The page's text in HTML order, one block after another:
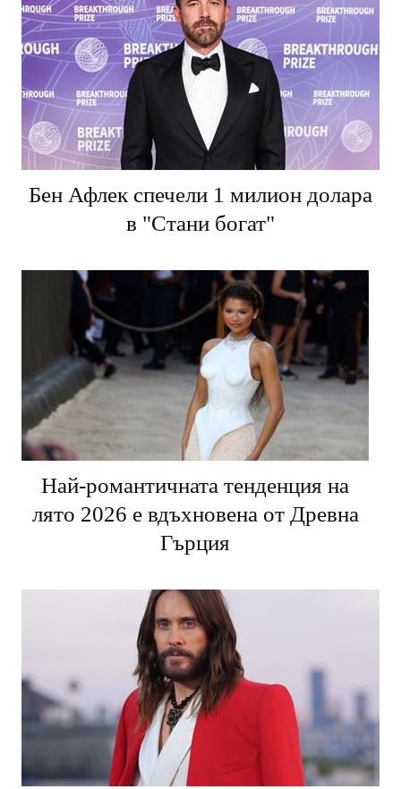
Бен Афлек спечели 1 милион долара
в "Стани богат"
Най-романтичната тенденция на
лято 2026 е вдъхновена от Древна
Гърция